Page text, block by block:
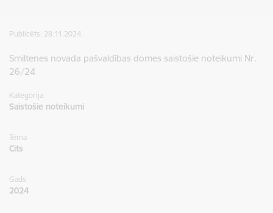
Publicēts: 28.11.2024.
Smiltenes novada pašvaldības domes saistošie noteikumi Nr.
26/24
Kategorija
Saistošie noteikumi
Tēma
Cits
Gads
2024